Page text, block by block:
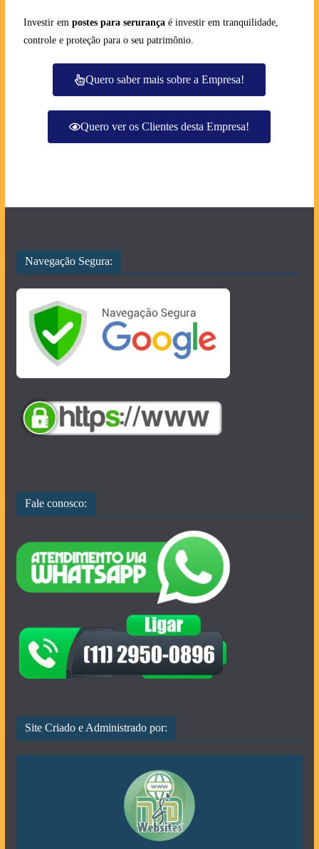
Investir em postes para serurançaé investir em tranquilidade,
controle e proteção para o seu patrimônio.
Quero saber mais sobre a Empresa!
Quero ver os Clientes desta Empresa!
Navegação Segura:
Fale conosco:
Site Criado e Administrado por: